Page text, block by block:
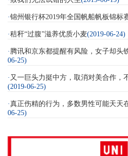
·锦州银行杯2019年全国帆船帆板锦标
·秸秆“过腹”滋养优质小麦(2019-06-24)
· 腾讯和京东都提醒有风险，女子却头
06-25)
· 又一巨头力挺中方，取消对美合作，
(2019-06-25)
·真正伤精的行为，多数男性可能天天
06-25)